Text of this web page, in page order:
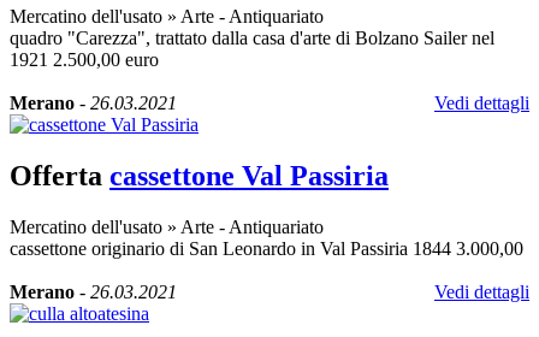
Mercatino dell'usato » Arte - Antiquariato
quadro "Carezza", trattato dalla casa d'arte di Bolzano Sailer nel
1921 2.500,00 euro
Merano - 26.03.2021 Vedi dettagli
Offerta cassettone Val Passiria
Mercatino dell'usato » Arte - Antiquariato
cassettone originario di San Leonardo in Val Passiria 1844 3.000,00
Merano - 26.03.2021 Vedi dettagli